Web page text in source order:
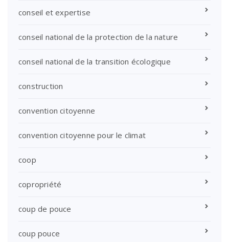
conseil et expertise
conseil national de la protection de la nature
conseil national de la transition écologique
construction
convention citoyenne
convention citoyenne pour le climat
coop
copropriété
coup de pouce
coup pouce